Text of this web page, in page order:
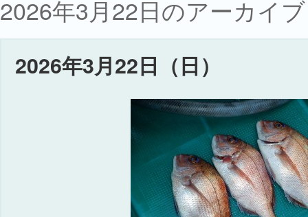
2026年3月22日のアーカイブ
2026年3月22日（日）